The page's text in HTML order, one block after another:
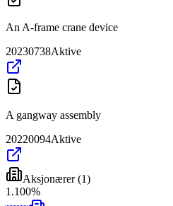
An A-frame crane device
20230738Aktive
A gangway assembly
20220094Aktive
Aksjonærer(1)
1 .100%